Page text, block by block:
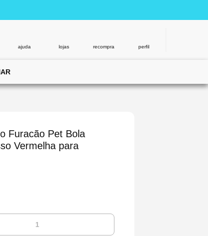
ajuda lojas recompra perfil
Furacão Pet Bola
Vermelha para
1